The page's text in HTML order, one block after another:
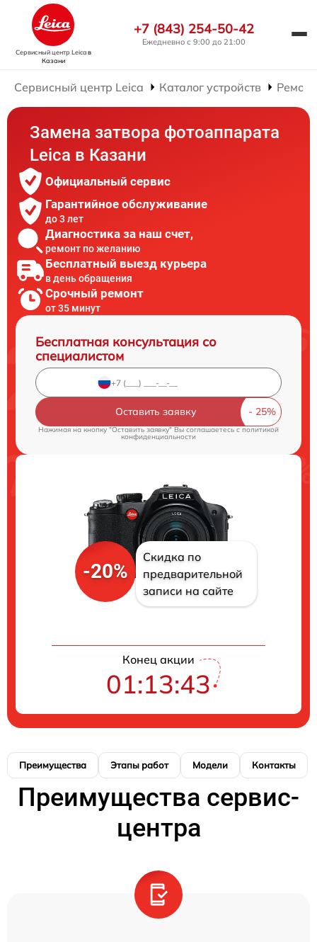
Сервисный центр Leicaв
Казани
+7 (843) 254-50-42
Ежедневно с 9:00 до 21:00
Сервисный центр Leica Каталог устройств
Замена затвора фотоаппарата
Leica в Казани
Официальный сервис
Гарантийное обслуживание
до 3 лет
Диагностика за наш счет,
ремонт по желанию
Бесплатный выезд курьера
в день обращения
Срочный ремонт
от 35 минут
Бесплатная консультация со
специалистом
Оставить заявку
Нажимая на кнопку "Оставить заявку" Вы соглашаетесь cполитикой
конфиденциальности
-20%
Скидка по
предварительной
записи на сайте
Конец акции
01:13:42
Преимущества Этапы работ Модели Контакты
Преимущества сервис-
центра